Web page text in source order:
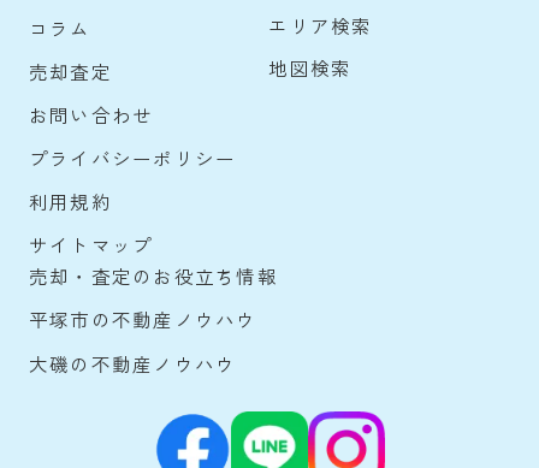
コラム
売却査定
お問い合わせ
プライバシーポリシー
利用規約
サイトマップ
エリア検索
地図検索
売却・査定のお役立ち情報
平塚市の不動産ノウハウ
大磯の不動産ノウハウ